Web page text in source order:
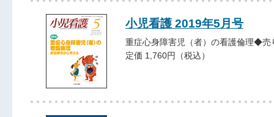
小児看護 2019年5月号
重症心身障害児（者）の看護倫理◆
定価 1,760円（税込）